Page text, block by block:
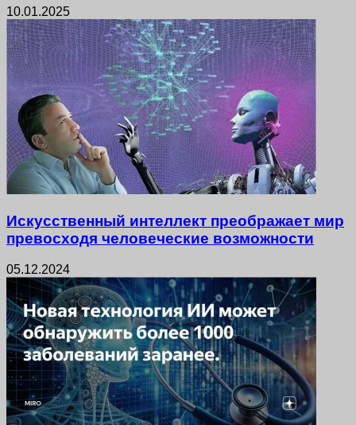
10.01.2025
Искусственный интеллект преображает мир
превосходя человеческие возможности
05.12.2024